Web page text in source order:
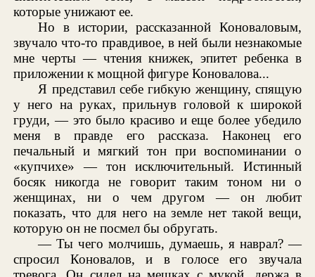
которые унижают ее.
Но в истории, рассказанной Коноваловым,
звучало что-то правдивое, в ней были незнакомые
мне черты — чтения книжек, эпитет ребенка в
приложении к мощной фигуре Коновалова...
Я представил себе гибкую женщину, спящую
у него на руках, прильнув головой к широкой
груди, — это было красиво и еще более убедило
меня в правде его рассказа. Наконец его
печальный и мягкий тон при воспоминании о
«купчихе» — тон исключительный. Истинный
босяк никогда не говорит таким тоном ни о
женщинах, ни о чем другом — он любит
показать, что для него на земле нет такой вещи,
которую он не посмел бы обругать.
— Ты чего молчишь, думаешь, я наврал? —
спросил Коновалов, и в голосе его звучала